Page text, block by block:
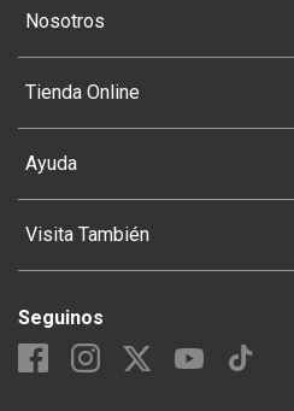
Nosotros
Tienda Online
Ayuda
Visita También
Seguinos